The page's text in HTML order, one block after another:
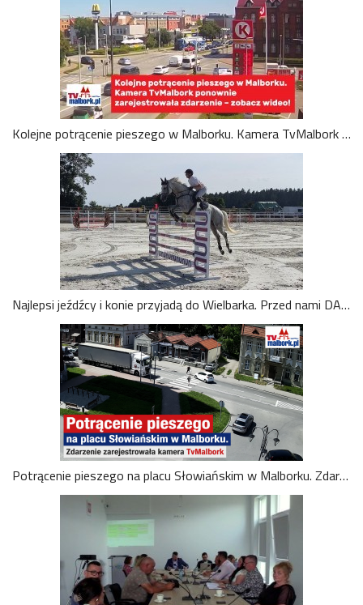
Kolejne potrącenie pieszego w Malborku. Kamera TvMalbork ponownie zarejestrowała zdarzenie – zobacz wideo!
Najlepsi jeźdźcy i konie przyjadą do Wielbarka. Przed nami DARE TO DREAM – Show Jumping Cup
Potrącenie pieszego na placu Słowiańskim w Malborku. Zdarzenie zarejestrowała kamera TvMalbork. Zobacz wideo